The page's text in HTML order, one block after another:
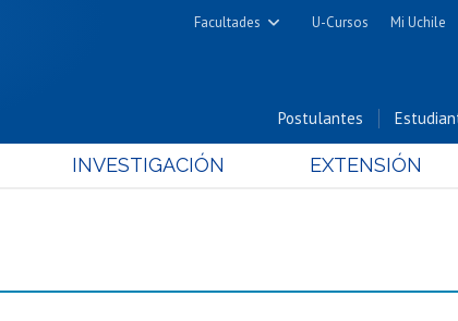
Facultades
Cs. Físicas y Matemáticas
Cs. Químicas y Farmacéuticas
U-Cursos Mi Uchile
Postulantes
INVESTIGACIÓN EXTENSIÓN